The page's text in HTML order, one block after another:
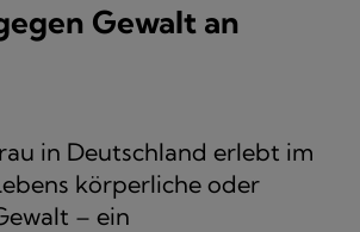
Gewalt an
in Deutschland erlebt im
körperliche oder
– ein